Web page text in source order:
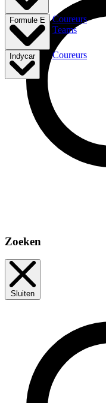
Formule E
Coureurs
Teams
Indycar Coureurs
Zoeken
Sluiten